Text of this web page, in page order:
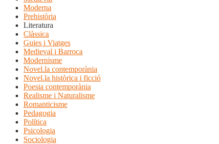
Moderna
Prehistòria
Literatura
Clàssica
Guies i Viatges
Medieval i Barroca
Modernisme
Novel.la contemporània
Novel.la històrica i ficció
Poesia contemporània
Realisme i Naturalisme
Romanticisme
Pedagogia
Política
Psicologia
Sociologia